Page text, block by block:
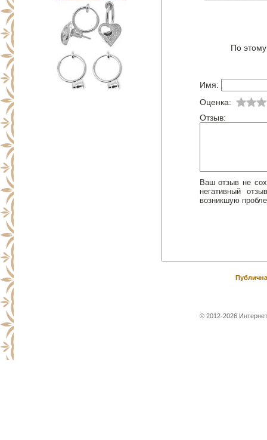
По
Имя:
Оценка:
Отзыв:
Ваш отзыв не
негативный
возникшую
© 2012-2026